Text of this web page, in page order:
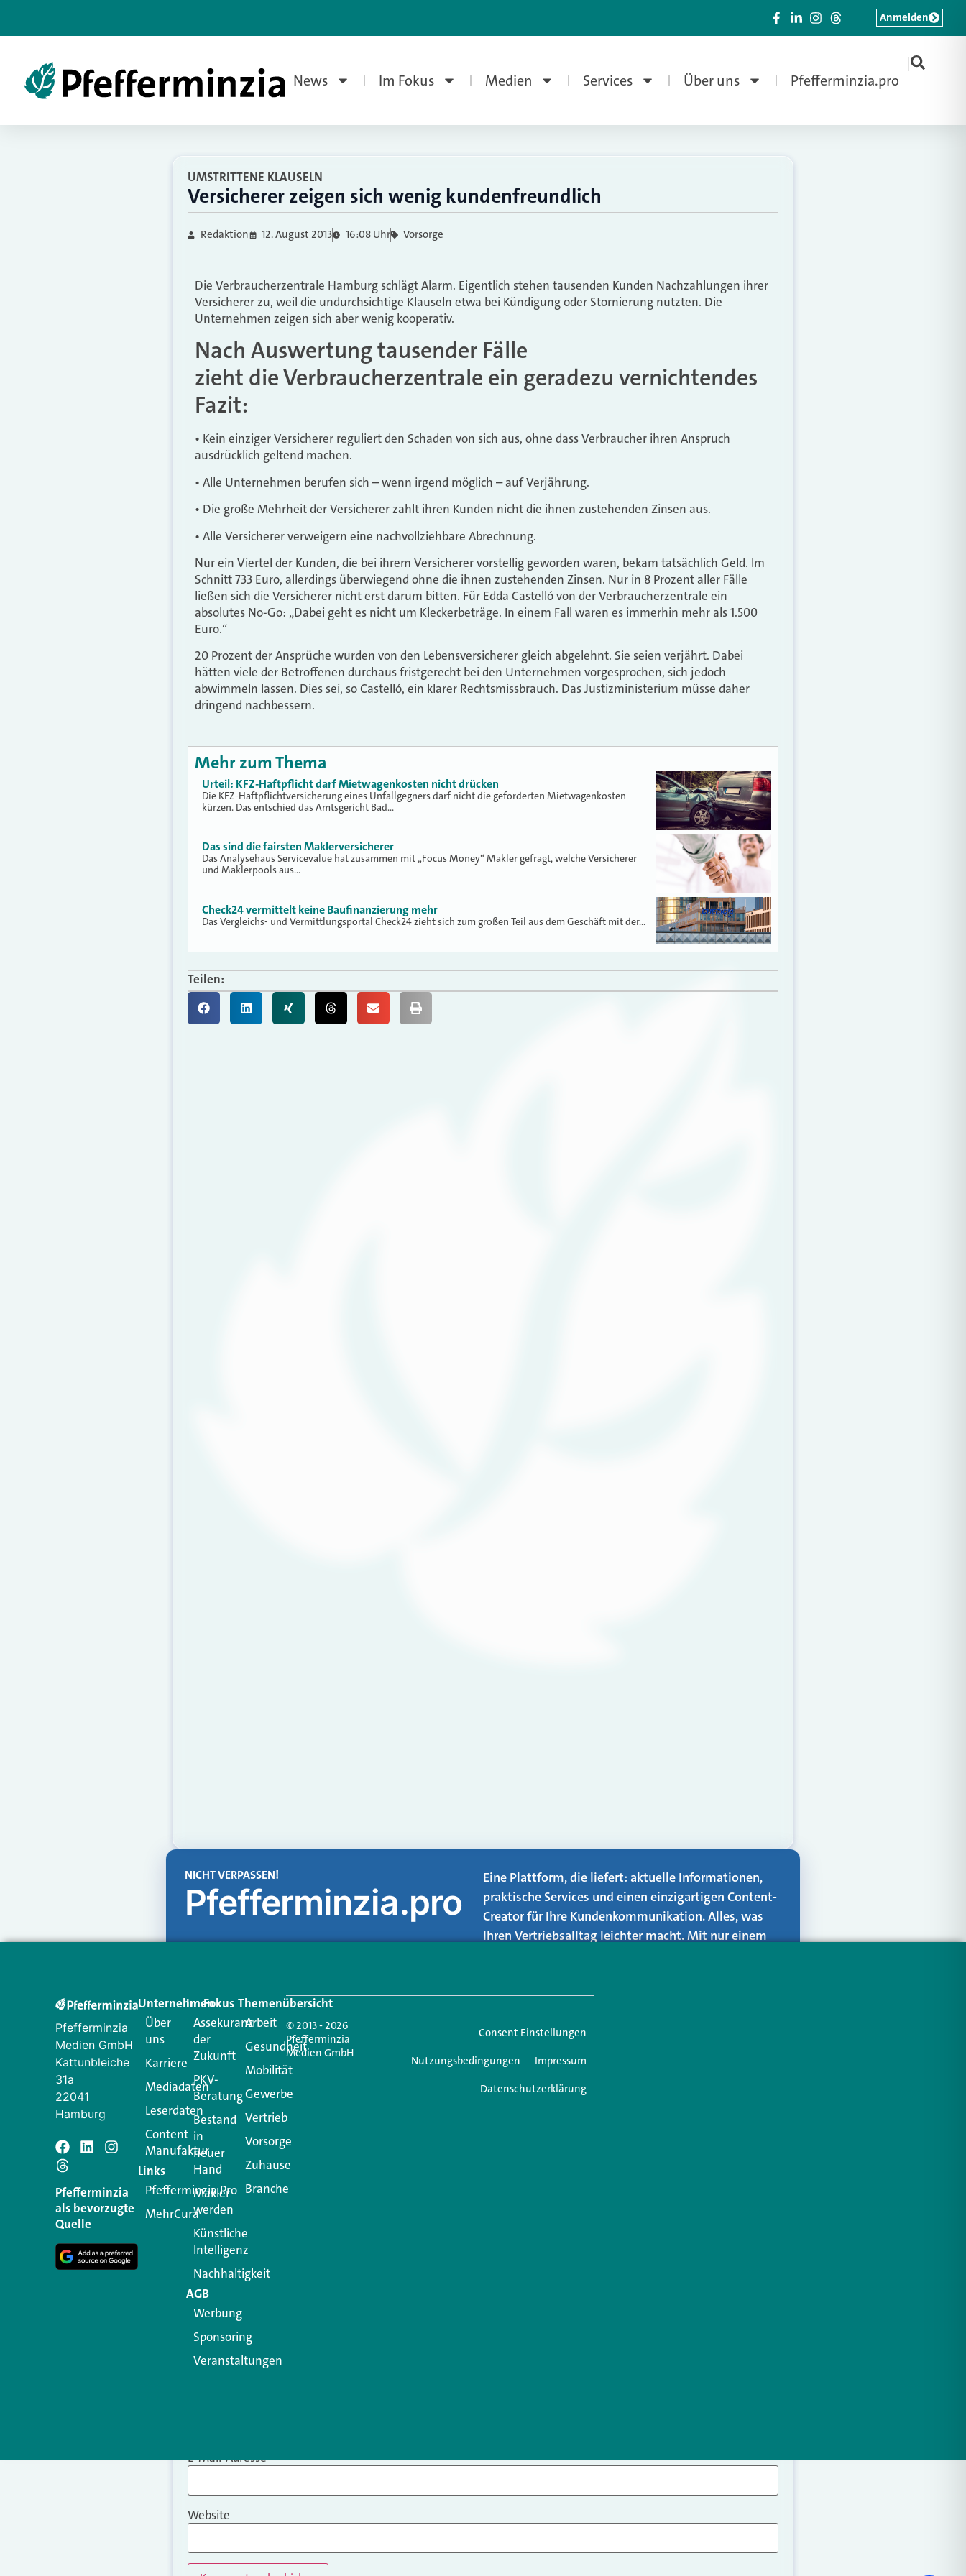
News Im Fokus Medien Services Über uns Pfefferminzia.pro
|
Anmelden
UMSTRITTENE KLAUSELN
Versicherer zeigen sich wenig kundenfreundlich
Redaktion 12. August 2013 16:08 Uhr Vorsorge
Die Verbraucherzentrale Hamburg schlägt Alarm. Eigentlich stehen tausenden Kunden Nachzahlungen ihrer
Versicherer zu, weil die undurchsichtige Klauseln etwa bei Kündigung oder Stornierung nutzten. Die
Unternehmen zeigen sich aber wenig kooperativ.
Nach Auswertung tausender Fälle
zieht die Verbraucherzentrale ein geradezu vernichtendes
Fazit:
• Kein einziger Versicherer reguliert den Schaden von sich aus, ohne dass Verbraucher ihren Anspruch
ausdrücklich geltend machen.
• Alle Unternehmen berufen sich – wenn irgend möglich – auf Verjährung.
• Die große Mehrheit der Versicherer zahlt ihren Kunden nicht die ihnen zustehenden Zinsen aus.
• Alle Versicherer verweigern eine nachvollziehbare Abrechnung.
Nur ein Viertel der Kunden, die bei ihrem Versicherer vorstellig geworden waren, bekam tatsächlich Geld. Im
Schnitt 733 Euro, allerdings überwiegend ohne die ihnen zustehenden Zinsen. Nur in 8 Prozent aller Fälle
ließen sich die Versicherer nicht erst darum bitten. Für Edda Castelló von der Verbraucherzentrale ein
absolutes No-Go: „Dabei geht es nicht um Kleckerbeträge. In einem Fall waren es immerhin mehr als 1.500
Euro.“
20 Prozent der Ansprüche wurden von den Lebensversicherer gleich abgelehnt. Sie seien verjährt. Dabei
hätten viele der Betroffenen durchaus fristgerecht bei den Unternehmen vorgesprochen, sich jedoch
abwimmeln lassen. Dies sei, so Castelló, ein klarer Rechtsmissbrauch. Das Justizministerium müsse daher
dringend nachbessern.
Mehr zum Thema
Urteil: KFZ-Haftpflicht darf Mietwagenkosten nicht drücken
Die KFZ-Haftpflichtversicherung eines Unfallgegners darf nicht die geforderten Mietwagenkosten
kürzen. Das entschied das Amtsgericht Bad…
Das sind die fairsten Maklerversicherer
Das Analysehaus Servicevalue hat zusammen mit „Focus Money“ Makler gefragt, welche Versicherer
und Maklerpools aus…
Check24 vermittelt keine Baufinanzierung mehr
Das Vergleichs- und Vermittlungsportal Check24 zieht sich zum großen Teil aus dem Geschäft mit der…
Teilen:
NICHT VERPASSEN!
Pfefferminzia.pro
Eine Plattform, die liefert: aktuelle Informationen,
praktische Services und einen einzigartigen Content-
Creator für Ihre Kundenkommunikation. Alles, was
Ihren Vertriebsalltag leichter macht. Mit nur einem
Schreiben Sie einen Kommentar
Ihre E-Mail-Adresse wird nicht veröffentlicht.
Kommentar
E-Mail-Adresse*
Website
Pfefferminzia
Medien GmbH
Kattunbleiche
31a
22041
Hamburg
Pfefferminzia
als bevorzugte
Quelle
Unternehmen
Über
uns
Karriere
Mediadaten
Leserdaten
Content
Manufaktur
Links
Pfefferminzia.Pro
MehrCura
Im Fokus
Assekuranz
der
Zukunft
PKV-
Beratung
Bestand
in
neuer
Hand
Makler
werden
Künstliche
Intelligenz
Nachhaltigkeit
AGB
Werbung
Sponsoring
Veranstaltungen
Themenübersicht
Arbeit
Gesundheit
Mobilität
Gewerbe
Vertrieb
Vorsorge
Zuhause
Branche
© 2013 - 2026
Pfefferminzia
Medien GmbH
Consent Einstellungen
Nutzungsbedingungen
Impressum
Datenschutzerklärung